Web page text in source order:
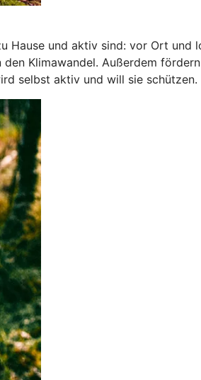
und aktiv sind: vor Ort und
Klimawandel. Außerdem
selbst aktiv und will sie schützen.